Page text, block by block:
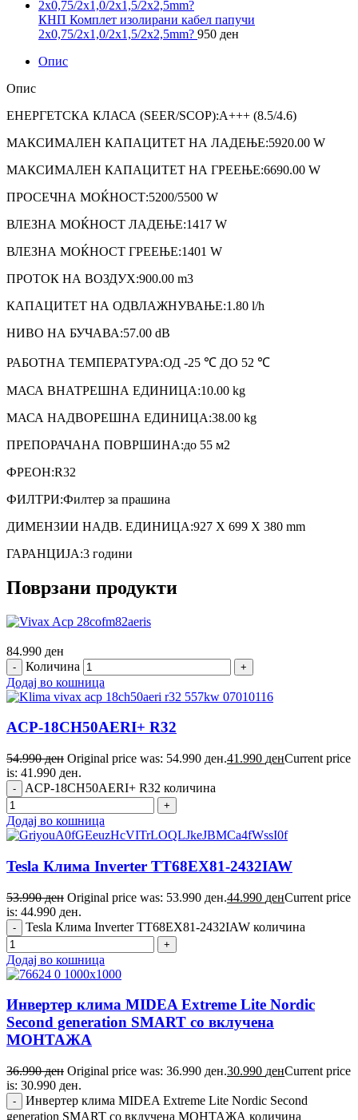
КНП Комплет изолирани кабел папучи
2x0,75/2x1,0/2x1,5/2x2,5mm? 950 ден
Опис
Опис
ЕНЕРГЕТСКА КЛАСА (SEER/SCOP):A+++ (8.5/4.6)
МАКСИМАЛЕН КАПАЦИТЕТ НА ЛАДЕЊЕ:5920.00 W
МАКСИМАЛЕН КАПАЦИТЕТ НА ГРЕЕЊЕ:6690.00 W
ПРОСЕЧНА МОЌНОСТ:5200/5500 W
ВЛЕЗНА МОЌНОСТ ЛАДЕЊЕ:1417 W
ВЛЕЗНА МОЌНОСТ ГРЕЕЊЕ:1401 W
ПРОТОК НА ВОЗДУХ:900.00 m3
КАПАЦИТЕТ НА ОДВЛАЖНУВАЊЕ:1.80 l/h
НИВО НА БУЧАВА:57.00 dB
РАБОТНА ТЕМПЕРАТУРА:ОД -25 ℃ ДО 52 ℃
МАСА ВНАТРЕШНА ЕДИНИЦА:10.00 kg
МАСА НАДВОРЕШНА ЕДИНИЦА:38.00 kg
ПРЕПОРАЧАНА ПОВРШИНА:до 55 м2
ФРЕОН:R32
ФИЛТРИ:Филтер за прашина
ДИМЕНЗИИ НАДВ. ЕДИНИЦА:927 X 699 X 380 mm
ГАРАНЦИЈА:3 години
Поврзани продукти
84.990 ден
Количина
Додај во кошница
ACP-18CH50AERI+ R32
54.990ден Original price was: 54.990 ден.41.990 денCurrent price
is: 41.990 ден.
ACP-18CH50AERI+ R32 количина
Додај во кошница
Tesla Клима Inverter TT68EX81-2432IAW
53.990ден Original price was: 53.990 ден.44.990 денCurrent price
is: 44.990 ден.
Tesla Клима Inverter TT68EX81-2432IAW количина
Додај во кошница
Инвертер клима MIDEA Extreme Lite Nordic
Second generation SMART со вклучена
МОНТАЖА
36.990ден Original price was: 36.990 ден.30.990 денCurrent price
is: 30.990 ден.
Инвертер клима MIDEA Extreme Lite Nordic Second
generation SMART со вклучена МОНТАЖА количина